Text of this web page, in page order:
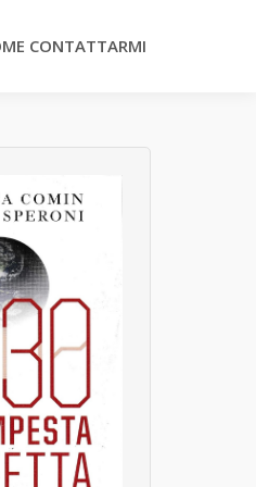
CONTATTARMI